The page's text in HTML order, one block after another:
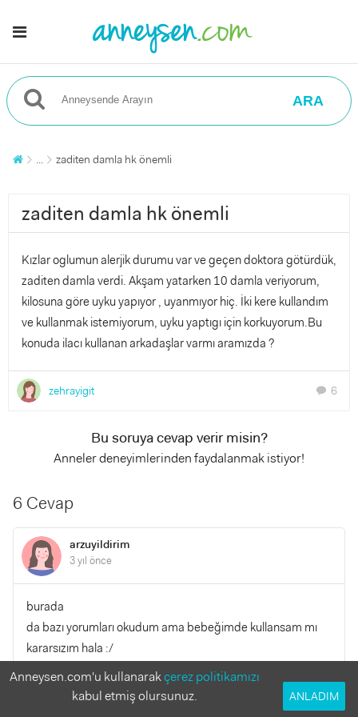
ARA
... zaditen damla hk önemli
zaditen damla hk önemli
Kızlar oglumun alerjik durumu var ve geçen doktora götürdük,
zaditen damla verdi. Akşam yatarken 10 damla veriyorum,
kilosuna göre uyku yapıyor , uyanmıyor hiç. İki kere kullandım
ve kullanmak istemiyorum, uyku yaptıgı için korkuyorum.Bu
konuda ilacı kullanan arkadaşlar varmı aramızda ?
zehrayigit chat 6
Bu soruya cevap verir misin?
Anneler deneyimlerinden faydalanmak istiyor!
6 Cevap
arzuyildirim
3 yıl önce
burada
da bazı yorumları okudum ama bebeğimde kullansam mı
kararsızım hala :/
YANITLA
0
Anneysen.com'u kullanarakçerez politikamızı
kabul etmiş olursunuz.
ANLADIM